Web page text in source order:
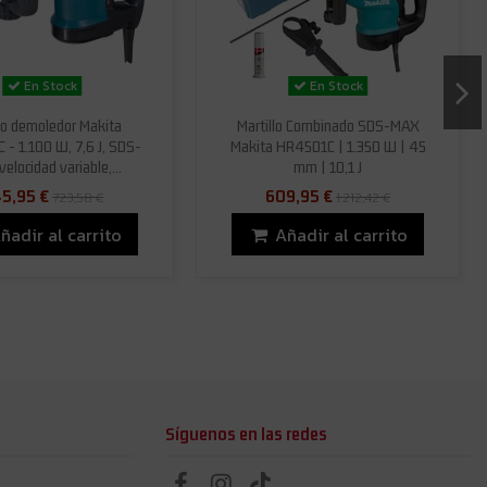
En Stock
demoledor Makita
- 1.100 W, 7,6 J, SDS-
variable,...
€723,58 €
al carrito
En Stock
Martillo Combinado SDS-MAX
Makita HR4501C | 1.350 W | 45
mm | 10,1 J
609,95 €1.212,42 €
Añadir al carrito
Síguenos en las redes